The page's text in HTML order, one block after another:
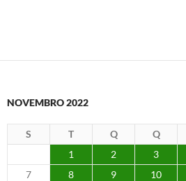
NOVEMBRO 2022
S T Q Q
1
2 3
7
8 9 10